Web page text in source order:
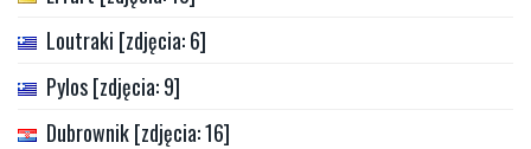
Loutraki [zdjęcia: 6]
Pylos [zdjęcia: 9]
Dubrownik [zdjęcia: 16]